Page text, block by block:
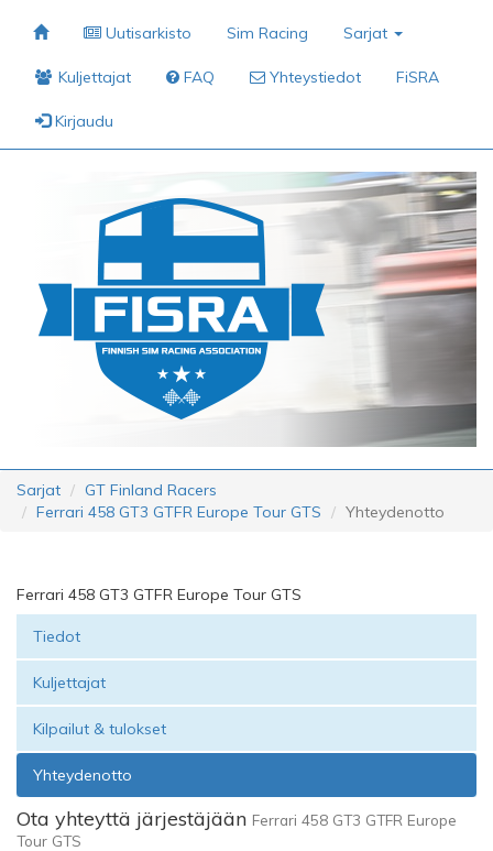
Uutisarkisto Sim Racing Sarjat
Kuljettajat FAQ Yhteystiedot FiSRA
Kirjaudu
Sarjat
GT Finland Racers
Ferrari 458 GT3 GTFR Europe Tour GTS
Yhteydenotto
Ferrari 458 GT3 GTFR Europe Tour GTS
Tiedot
Kuljettajat
Kilpailut & tulokset
Yhteydenotto
Ota yhteyttä järjestäjään Ferrari 458 GT3 GTFR Europe
Tour GTS